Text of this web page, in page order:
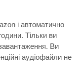
і автоматично
Тільки ви
Ви
аудіофайли не